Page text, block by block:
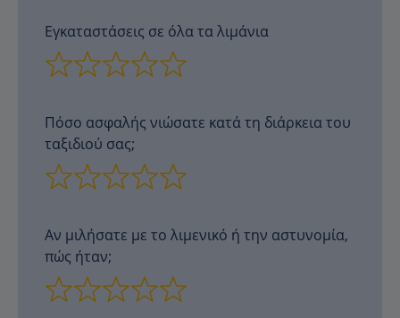
Εγκαταστάσεις σε όλα τα λιμάνια
Πόσο ασφαλής νιώσατε κατά τη διάρκεια του
ταξιδιού σας;
Αν μιλήσατε με το λιμενικό ή την αστυνομία,
πώς ήταν;